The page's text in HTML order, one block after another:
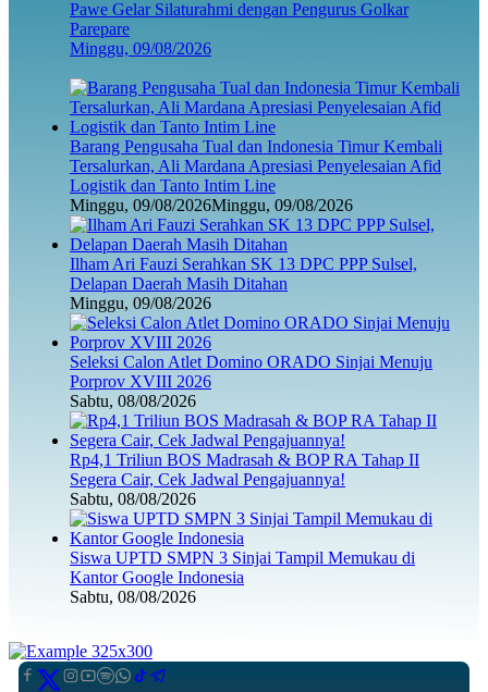
Pawe Gelar Silaturahmi dengan Pengurus Golkar
Parepare
Minggu, 09/08/2026
Barang Pengusaha Tual dan Indonesia Timur Kembali
Tersalurkan, Ali Mardana Apresiasi Penyelesaian Afid
Logistik dan Tanto Intim Line
Minggu, 09/08/2026Minggu, 09/08/2026
Ilham Ari Fauzi Serahkan SK 13 DPC PPP Sulsel,
Delapan Daerah Masih Ditahan
Minggu, 09/08/2026
Seleksi Calon Atlet Domino ORADO Sinjai Menuju
Porprov XVIII 2026
Sabtu, 08/08/2026
Rp4,1 Triliun BOS Madrasah & BOP RA Tahap II
Segera Cair, Cek Jadwal Pengajuannya!
Sabtu, 08/08/2026
Siswa UPTD SMPN 3 Sinjai Tampil Memukau di
Kantor Google Indonesia
Sabtu, 08/08/2026